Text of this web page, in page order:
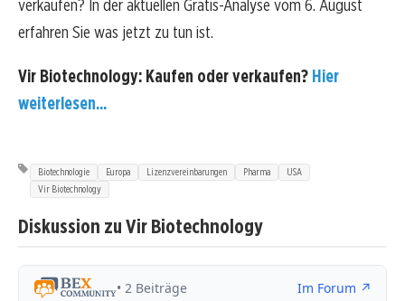
verkaufen? In der aktuellen Gratis-Analyse vom 6. August
erfahren Sie was jetzt zu tun ist.
Vir Biotechnology: Kaufen oder verkaufen? Hier
weiterlesen...
Biotechnologie Europa Lizenzvereinbarungen Pharma
USA
Vir Biotechnology
Diskussion zu Vir Biotechnology